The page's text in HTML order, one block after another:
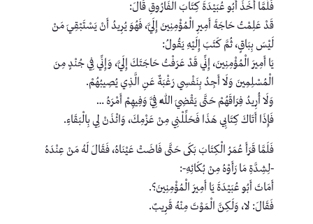
فَلَمَّا أَخَذَ أَبُو عُبَيْدَةَ كِتَابَ الْفَارُوقِ قَالَ:
قَدْ عَلِمْتُ حَاجَةَ أَمِيرِ الْمُؤْمِنِينَ إِلَيَّ، فَهُوَ يُرِيدُ أَنْ يَسْتَبْقِيَ مَنْ
لَيْسَ بِبَاقٍ، ثُمَّ كَتَبَ إِلَيْهِ يَقُولُ:
يَا أَمِيرَ الْمُؤْمِنِينَ، إِنِّي قَدْ عَرَفْتُ حَاجَتَكَ إِلَيَّ، وَإِنِّي فِي جُنْدٍ مِنَ
الْمُسْلِمِينَ وَلَا أَجِدُ بِنَفْسِي رَغْبَةٌ عَنِ الَّذِي يُصِيبُهُمْ.
وَلَا أُرِيدُ فِرَاقَهُمْ حَتَّى يَقْضِيَ اللَّهُ فِيَّ وَفِيهِمْ أَمْرَهُ …
فَإِذَا أَتَاكَ كِتَابِي هَذَا فَحَلِّلْنِي مِنْ عَزْمِكَ، وَائْذَنْ لِي بِالْبَقَاءِ.
فَلَمَّا قَرَأَ عُمَرُ الْكِتَابَ بَكَى حَتَّى فَاضَتْ عَيْنَاهُ، فَقَالَ لَهُ مَنْ عِنْدَهُ
-لِشِدَّةِ مَا رَأَوْهُ مِنْ بُكَائِهِ-:
أَمَاتَ أَبُو عُبَيْدَةَ يَا أَمِيرَ الْمُؤْمِنِينَ؟.
فَقَالَ: لا، وَلَكِنَّ الْمَوْتَ مِنْهُ قَرِيبٌ.